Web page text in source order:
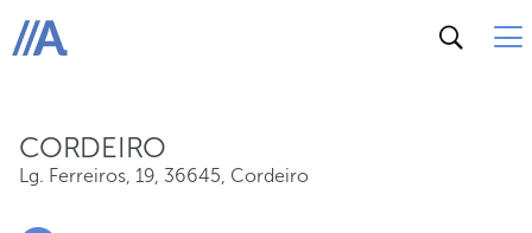
ABANCA
CORDEIRO
Lg. Ferreiros, 19, 36645, Cordeiro
Lg. Ferreiros, 19, 36645, Cordeiro